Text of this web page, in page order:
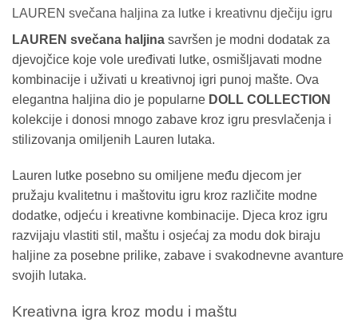
LAUREN svečana haljina za lutke i kreativnu dječiju igru
LAUREN svečana haljina savršen je modni dodatak za
djevojčice koje vole uređivati lutke, osmišljavati modne
kombinacije i uživati u kreativnoj igri punoj mašte. Ova
elegantna haljina dio je popularne DOLL COLLECTION
kolekcije i donosi mnogo zabave kroz igru presvlačenja i
stilizovanja omiljenih Lauren lutaka.
Lauren lutke posebno su omiljene među djecom jer
pružaju kvalitetnu i maštovitu igru kroz različite modne
dodatke, odjeću i kreativne kombinacije. Djeca kroz igru
razvijaju vlastiti stil, maštu i osjećaj za modu dok biraju
haljine za posebne prilike, zabave i svakodnevne avanture
svojih lutaka.
Kreativna igra kroz modu i maštu